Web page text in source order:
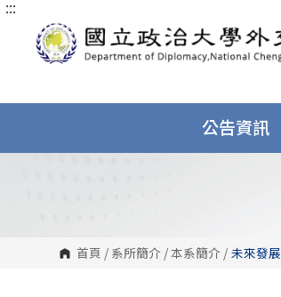
跳
塊
:::
公告資訊
首頁 / 系所簡介 /本系簡介 / 未來發展